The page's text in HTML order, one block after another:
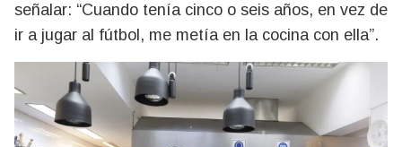
señalar: “Cuando tenía cinco o seis años, en vez de
ir a jugar al fútbol, me metía en la cocina con ella”.